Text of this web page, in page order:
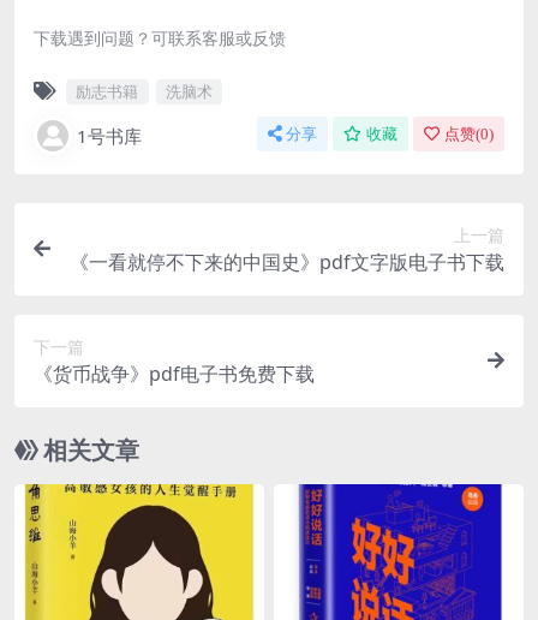
下载遇到问题？可联系客服或反馈
励志书籍 洗脑术
1号书库 分享 收藏 点赞(0)
上一篇
《一看就停不下来的中国史》pdf文字版电子书下载
下一篇
《货币战争》pdf电子书免费下载
相关文章